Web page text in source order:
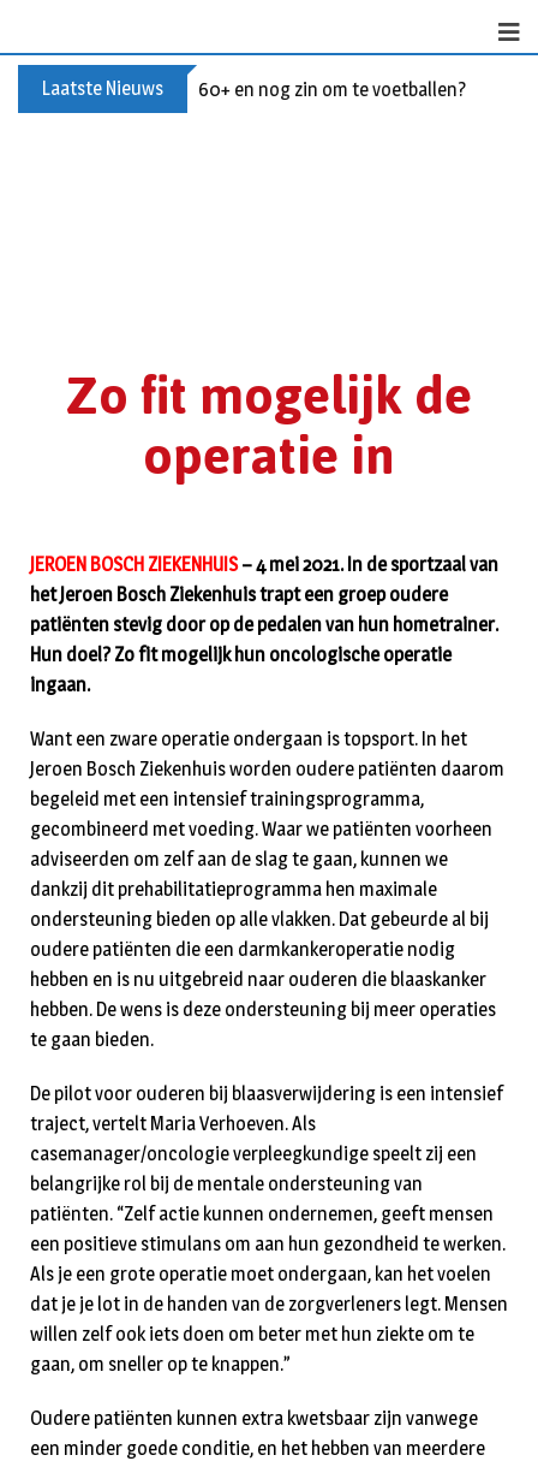
Laatste Nieuws Buxusplanten in brand in Biezenmortel,
Zo fit mogelijk de
operatie in
JEROEN BOSCH ZIEKENHUIS– 4 mei 2021. In de sportzaal van
het Jeroen Bosch Ziekenhuis trapt een groep oudere
patiënten stevig door op de pedalen van hun hometrainer.
Hun doel? Zo fit mogelijk hun oncologische operatie
ingaan.
Want een zware operatie ondergaan is topsport. In het
Jeroen Bosch Ziekenhuis worden oudere patiënten daarom
begeleid met een intensief trainingsprogramma,
gecombineerd met voeding. Waar we patiënten voorheen
adviseerden om zelf aan de slag te gaan, kunnen we
dankzij dit prehabilitatieprogramma hen maximale
ondersteuning bieden op alle vlakken. Dat gebeurde al bij
oudere patiënten die een darmkankeroperatie nodig
hebben en is nu uitgebreid naar ouderen die blaaskanker
hebben. De wens is deze ondersteuning bij meer operaties
te gaan bieden.
De pilot voor ouderen bij blaasverwijdering is een intensief
traject, vertelt Maria Verhoeven. Als
casemanager/oncologie verpleegkundige speelt zij een
belangrijke rol bij de mentale ondersteuning van
patiënten. “Zelf actie kunnen ondernemen, geeft mensen
een positieve stimulans om aan hun gezondheid te werken.
Als je een grote operatie moet ondergaan, kan het voelen
dat je je lot in de handen van de zorgverleners legt. Mensen
willen zelf ook iets doen om beter met hun ziekte om te
gaan, om sneller op te knappen.”
Oudere patiënten kunnen extra kwetsbaar zijn vanwege
een minder goede conditie, en het hebben van meerdere